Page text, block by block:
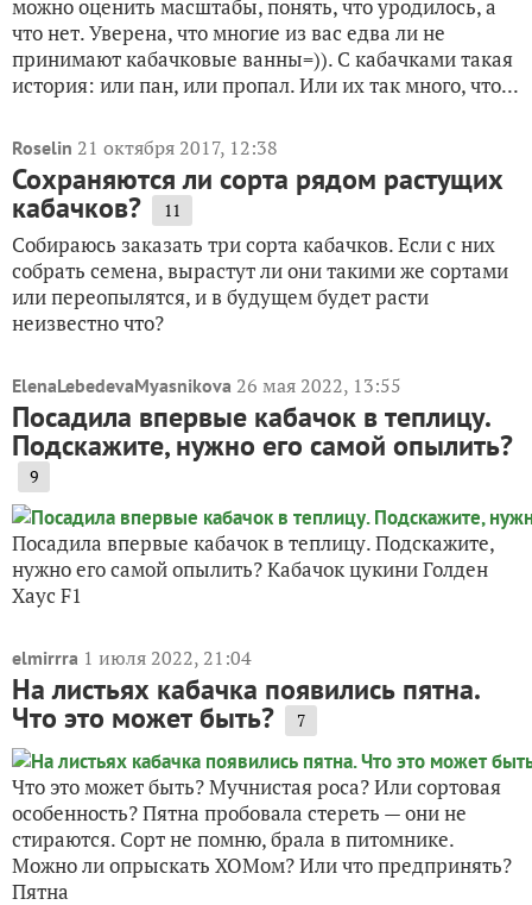
можно оценить масштабы, понять, что уродилось, а
что нет. Уверена, что многие из вас едва ли не
принимают кабачковые ванны=)). С кабачками такая
история: или пан, или пропал. Или их так много, что...
Roselin 21 октября 2017, 12:38
Сохраняются ли сорта рядом растущих
кабачков? 11
Собираюсь заказать три сорта кабачков. Если с них
собрать семена, вырастут ли они такими же сортами
или переопылятся, и в будущем будет расти
неизвестно что?
ElenaLebedevaMyasnikova 26 мая 2022, 13:55
Посадила впервые кабачок в теплицу.
Подскажите, нужно его самой опылить?
9
Посадила впервые кабачок в теплицу. Подскажите,
нужно его самой опылить? Кабачок цукини Голден
Хаус F1
elmirrra 1 июля 2022, 21:04
На листьях кабачка появились пятна.
Что это может быть? 7
Что это может быть? Мучнистая роса? Или сортовая
особенность? Пятна пробовала стереть — они не
стираются. Сорт не помню, брала в питомнике.
Можно ли опрыскать ХОМом? Или что предпринять?
Пятна